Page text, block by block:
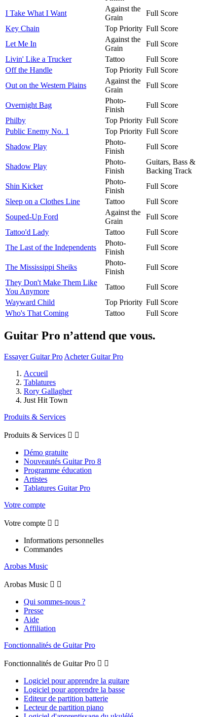
I Take What I Want
Against the
Grain
Full Score
Key Chain
Top Priority Full Score
Let Me In
Against the
Grain
Full Score
Livin' Like a Trucker
Tattoo
Full Score
Off the Handle
Top Priority Full Score
Out on the Western Plains
Against the
Grain
Full Score
Overnight Bag
Photo-
Finish
Full Score
Philby
Top Priority Full Score
Public Enemy No. 1
Top Priority Full Score
Shadow Play
Photo-
Finish
Full Score
Shadow Play
Photo-
Finish
Guitars, Bass &
Backing Track
Shin Kicker
Photo-
Finish
Full Score
Sleep on a Clothes Line
Tattoo
Full Score
Souped-Up Ford
Against the
Grain
Full Score
Tattoo'd Lady
Tattoo
Full Score
The Last of the Independents
Photo-
Finish
Full Score
The Mississippi Sheiks
Photo-
Finish
Full Score
They Don't Make Them Like
You Anymore
Tattoo
Full Score
Wayward Child
Top Priority Full Score
Who's That Coming
Tattoo Full Score
Guitar Pro n’attend que vous.
Essayer Guitar Pro Acheter Guitar Pro
Accueil
Tablatures
Rory Gallagher
Just Hit Town
Produits & Services
Produits & Services  
Démo gratuite
Nouveautés Guitar Pro 8
Programme éducation
Artistes
Tablatures Guitar Pro
Votre compte
Votre compte  
Informations personnelles
Commandes
Arobas Music
Arobas Music  
Qui sommes-nous ?
Presse
Aide
Affiliation
Fonctionnalités de Guitar Pro
Fonctionnalités de Guitar Pro  
Logiciel pour apprendre la guitare
Logiciel pour apprendre la basse
Editeur de partition batterie
Lecteur de partition piano